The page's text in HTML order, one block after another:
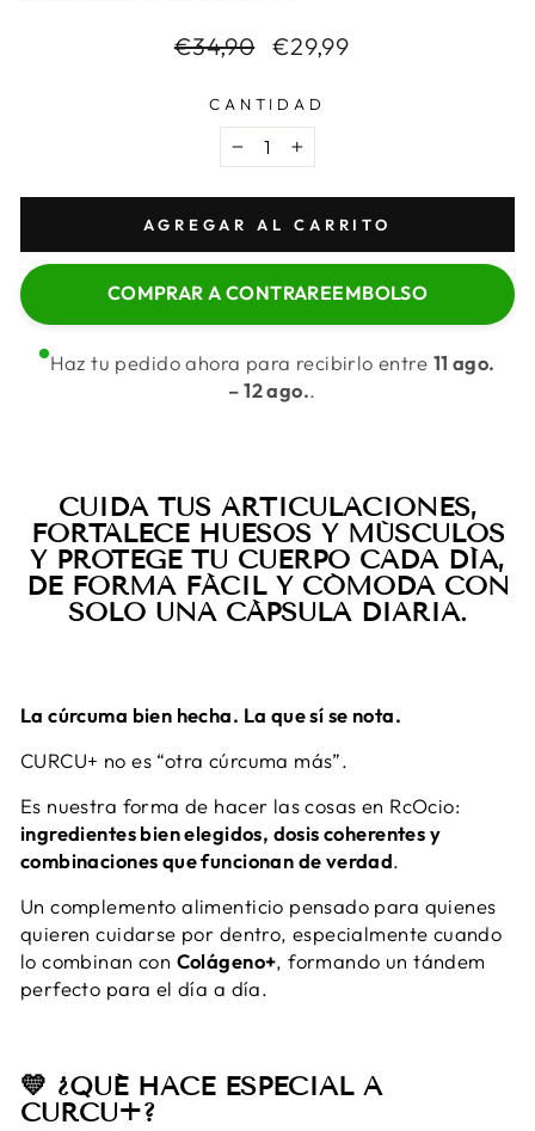
Precio
€34,90
Precio
oferta
€29,99
CANTIDAD
− +
AGREGAR AL CARRITO
COMPRAR A CONTRAREEMBOLSO
Haz tu pedido ahora para recibirlo entre 11 ago.
– 12 ago..
CUIDA TUS ARTICULACIONES,
FORTALECE HUESOS Y MÚSCULOS
Y PROTEGE TU CUERPO CADA DÍA,
DE FORMA FÁCIL Y CÓMODA CON
SOLO UNA CÁPSULA DIARIA.
La cúrcuma bien hecha. La que sí se nota.
CURCU+ no es “otra cúrcuma más”.
Es nuestra forma de hacer las cosas en RcOcio:
ingredientes bien elegidos, dosis coherentes y
combinaciones que funcionan de verdad.
Un complemento alimenticio pensado para quienes
quieren cuidarse por dentro, especialmente cuando
lo combinan con Colágeno+, formando un tándem
perfecto para el día a día.
💛 ¿QUÉ HACE ESPECIAL A
CURCU+?